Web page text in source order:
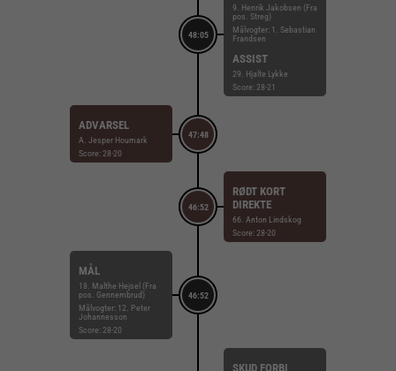
48:05
9. Henrik Jakobsen (Fra
pos. Streg)
Målvogter: 1. Sebastian
Frandsen
ASSIST
29. Hjalte Lykke
Score: 28-21
47:48
ADVARSEL
A. Jesper Houmark
Score: 28-20
46:52
RØDT KORT
DIREKTE
66. Anton Lindskog
Score: 28-20
46:52
MÅL
18. Malthe Hejsel (Fra
pos. Gennembrud)
Målvogter: 12. Peter
Johannesson
Score: 28-20
SKUD FORBI